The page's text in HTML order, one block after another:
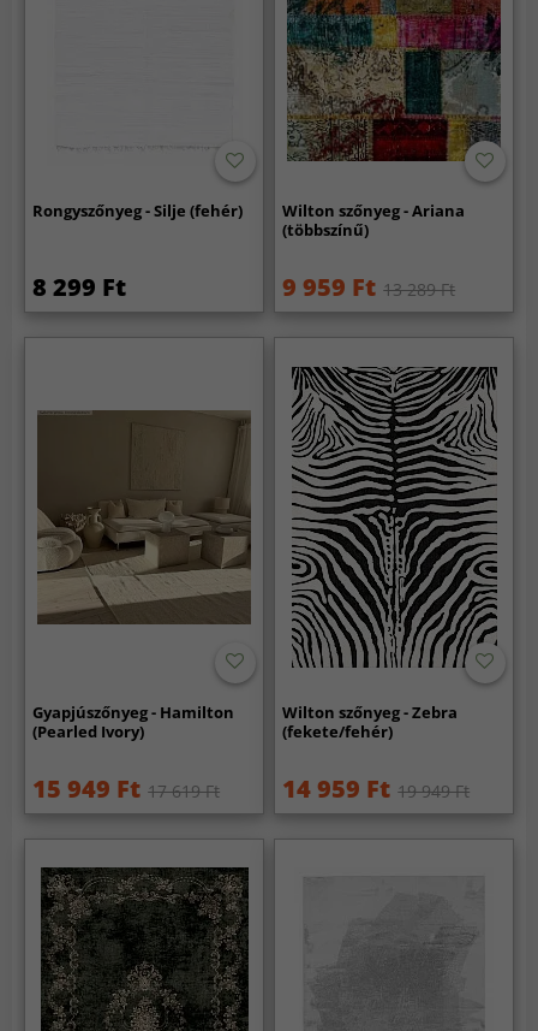
Rongyszőnyeg - Silje (fehér)
8 299 Ft
Wilton szőnyeg - Ariana
(többszínű)
9 959 Ft 13 289 Ft
Gyapjúszőnyeg - Hamilton
(Pearled Ivory)
15 949 Ft 17 619 Ft
Wilton szőnyeg - Zebra
(fekete/fehér)
14 959 Ft 19 949 Ft